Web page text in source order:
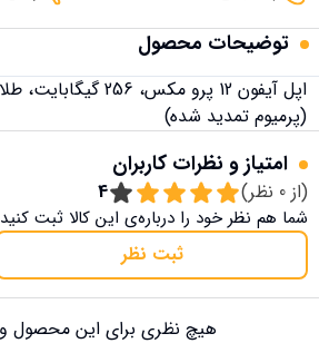
توضیحات محصول
اپل آیفون 12 پرو مکس،
(پرمیوم تمدید شده)
امتیاز و نظرات کاربران
(از 0 نظر) 4
شما هم نظر خود را درباره‌ی این کالا ثبت
ثبت نظر
هیچ نظری برای این محصول